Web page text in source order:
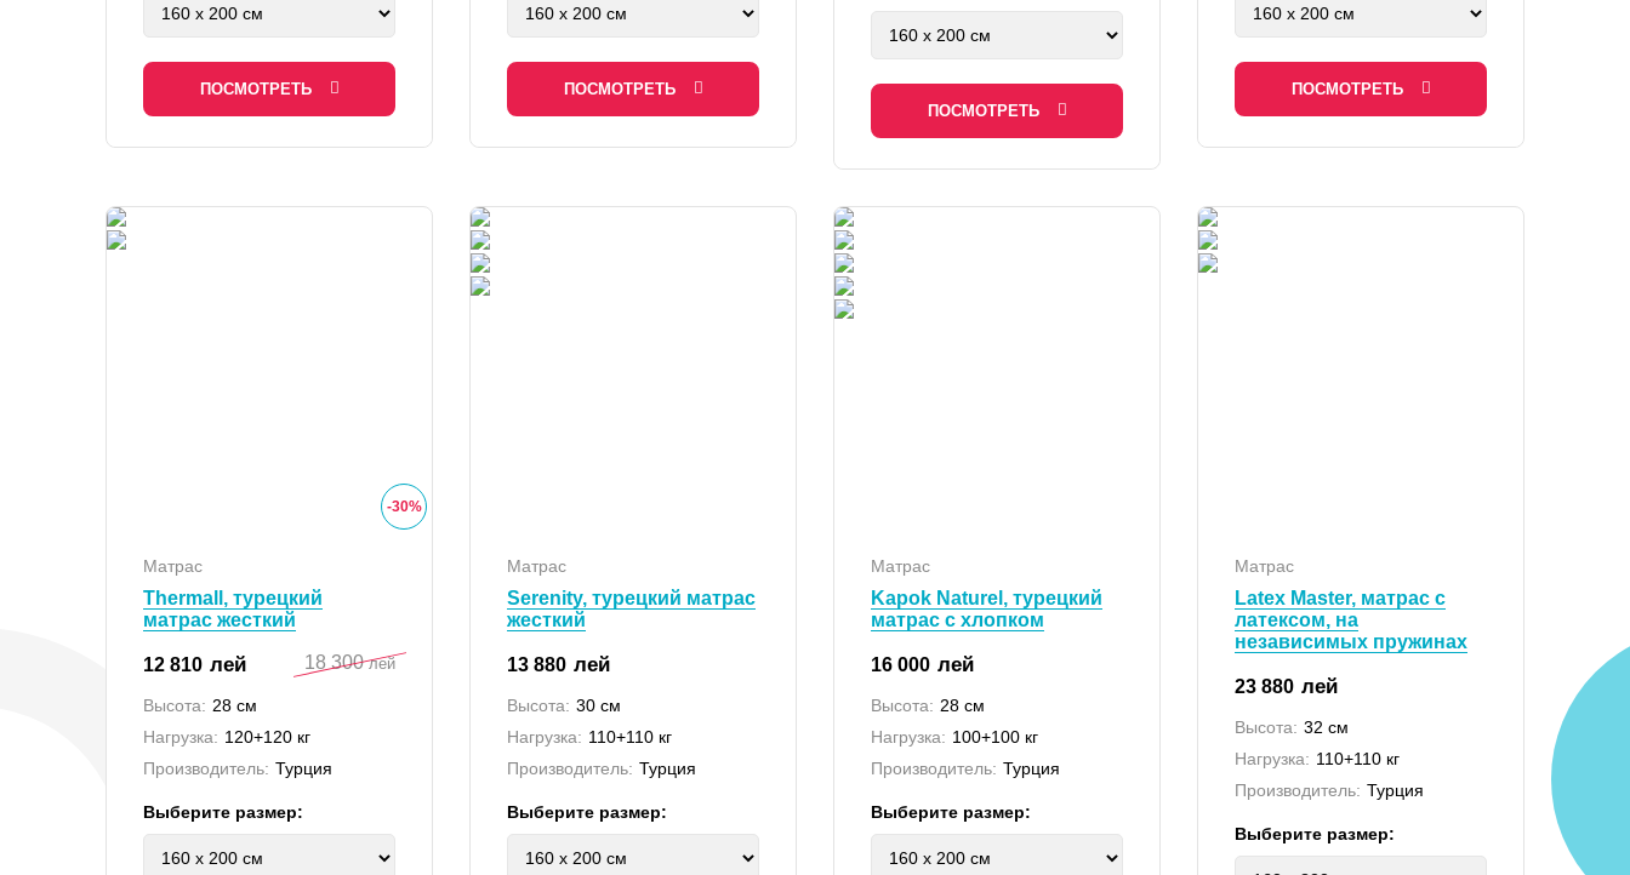
ПОСМОТРЕТЬ ПОСМОТРЕТЬ
ПОСМОТРЕТЬ
ПОСМОТРЕТЬ
-30%
Матрас
Thermall, турецкий
матрас жесткий
12 810 лей 18 300 лей
Высота: 28 см
Нагрузка: 120+120 кг
Производитель: Турция
Выберите размер:
Матрас
Serenity, турецкий матрас
жесткий
13 880 лей
Высота: 30 см
Нагрузка: 110+110 кг
Производитель: Турция
Выберите размер:
Матрас
Kapok Naturel, турецкий
матрас с хлопком
16 000 лей
Высота: 28 см
Нагрузка: 100+100 кг
Производитель: Турция
Выберите размер:
Матрас
Latex Master, матрас с
латексом, на
независимых пружинах
23 880 лей
Высота: 32 см
Нагрузка: 110+110 кг
Производитель: Турция
Выберите размер: